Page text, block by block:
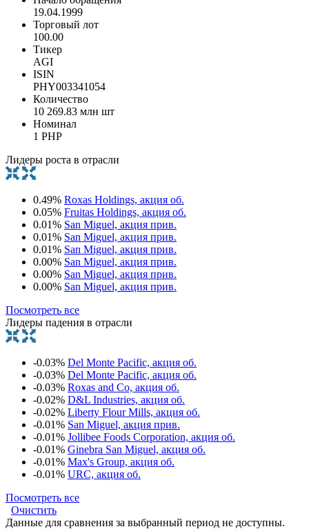
19.04.1999
Торговый лот
100.00
Тикер
AGI
ISIN
PHY003341054
Количество
10 269.83 млн шт
Номинал
1 PHP
Лидеры роста в отрасли
0.49% Roxas Holdings, акция об.
0.05% Fruitas Holdings, акция об.
0.01% San Miguel, акция прив.
0.01% San Miguel, акция прив.
0.01% San Miguel, акция прив.
0.00% San Miguel, акция прив.
0.00% San Miguel, акция прив.
0.00% San Miguel, акция прив.
Посмотреть все
Лидеры падения в отрасли
-0.03% Del Monte Pacific, акция об.
-0.03% Del Monte Pacific, акция об.
-0.03% Roxas and Co, акция об.
-0.02% D&L Industries, акция об.
-0.02% Liberty Flour Mills, акция об.
-0.01% San Miguel, акция прив.
-0.01% Jollibee Foods Corporation, акция об.
-0.01% Ginebra San Miguel, акция об.
-0.01% Max's Group, акция об.
-0.01% URC, акция об.
Посмотреть все
Очистить
Данные для сравнения за выбранный период не доступны.